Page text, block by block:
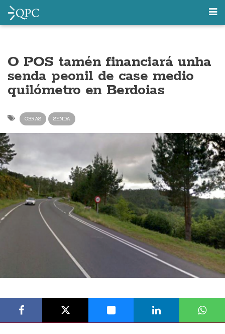
O POS tamén financiará unha
senda peonil de case medio
quilómetro en Berdoias
OBRAS SENDA